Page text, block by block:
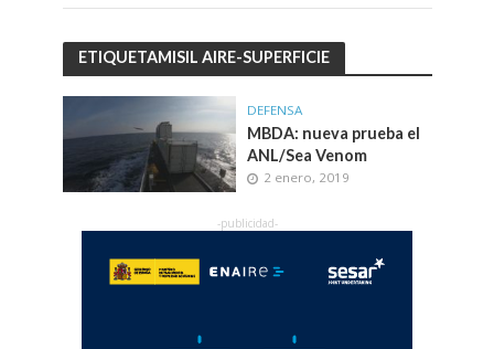
ETIQUETAMISIL AIRE-SUPERFICIE
DEFENSA
MBDA: nueva prueba el
ANL/Sea Venom
2 enero, 2019